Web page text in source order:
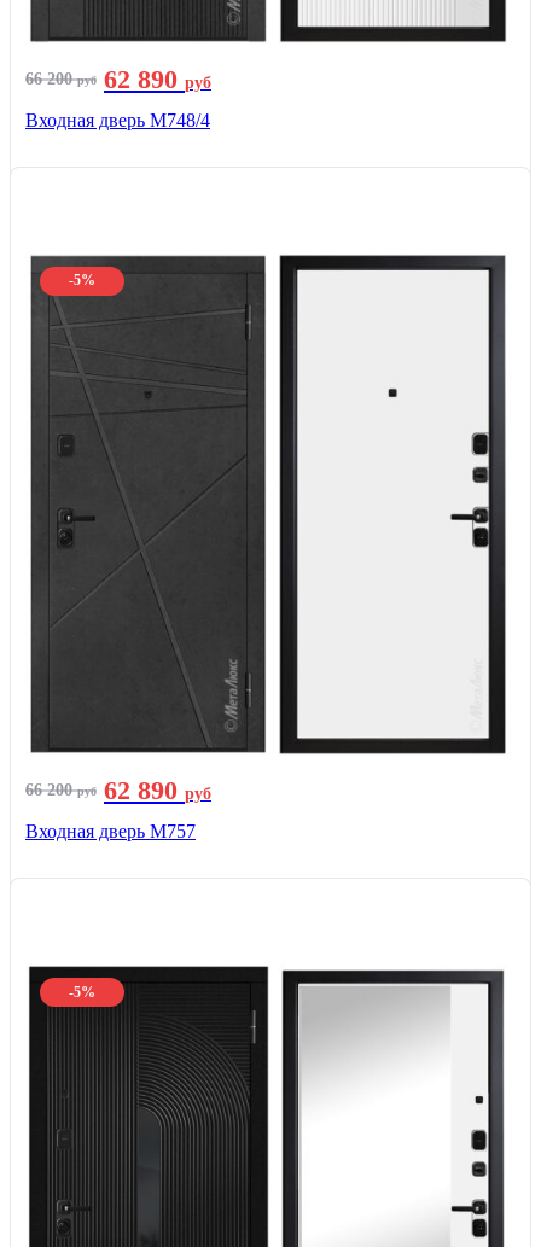
66 200руб 62 890 руб
Входная дверь М748/4
-5%
66 200руб 62 890 руб
Входная дверь М757
-5%